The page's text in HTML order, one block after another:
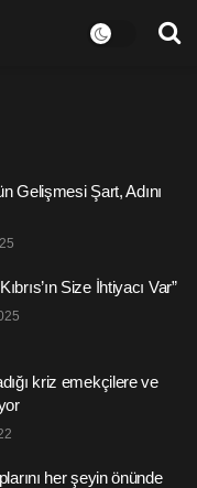
Gelişmesi Şart, Adını
Size İhtiyacı Var”
kriz emekçilere ve
her şeyin önünde